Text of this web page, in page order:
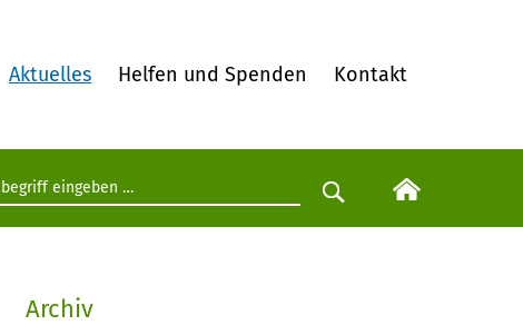
Aktuelles Helfen und Spenden Kontakt
eingeben
Suche starten
Archiv